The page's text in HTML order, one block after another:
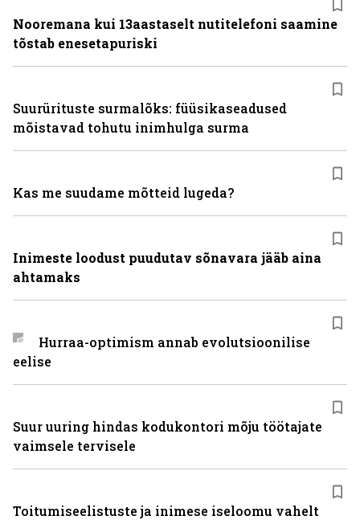
Nooremana kui 13aastaselt nutitelefoni saamine
tõstab enesetapuriski
Suurürituste surmalõks: füüsikaseadused
mõistavad tohutu inimhulga surma
Kas me suudame mõtteid lugeda?
Inimeste loodust puudutav sõnavara jääb aina
ahtamaks
Hurraa-optimism annab evolutsioonilise
eelise
Suur uuring hindas kodukontori mõju töötajate
vaimsele tervisele
Toitumiseelistuste ja inimese iseloomu vahelt